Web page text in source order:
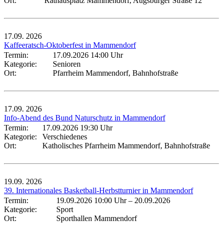
17.09. 2026
Kaffeeratsch-Oktoberfest in Mammendorf
Termin:
17.09.2026 14:00 Uhr
Kategorie:
Senioren
Ort:
Pfarrheim Mammendorf, Bahnhofstraße
17.09. 2026
Info-Abend des Bund Naturschutz in Mammendorf
Termin:
17.09.2026 19:30 Uhr
Kategorie:
Verschiedenes
Ort:
Katholisches Pfarrheim Mammendorf, Bahnhofstraße
19.09. 2026
39. Internationales Basketball-Herbstturnier in Mammendorf
Termin:
19.09.2026 10:00 Uhr– 20.09.2026
Kategorie:
Sport
Ort:
Sporthallen Mammendorf